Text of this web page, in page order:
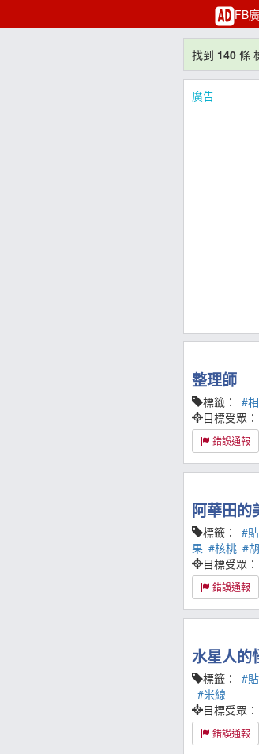
FB
找到 140 條
廣告
整理師
標籤： #
目標受眾：
錯誤通報
阿華田的
標籤： #
果 #核桃 #
目標受眾：
錯誤通報
水星人的
標籤： #
#米線
目標受眾：
錯誤通報